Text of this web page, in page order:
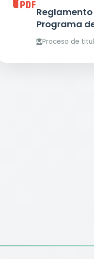
Programa
Proceso de